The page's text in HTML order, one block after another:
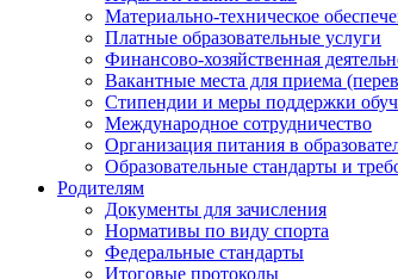
Материально-техническое
Платные образовательные услуги
Финансово-хозяйственная
Вакантные места для приема
Стипендии и меры поддержки
Международное сотрудничество
Организация питания в
Образовательные стандарты и
Родителям
Документы для зачисления
Нормативы по виду спорта
Федеральные стандарты
Итоговые протоколы